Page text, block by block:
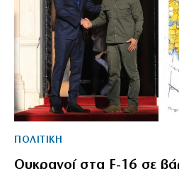
ΠΟΛΙΤΙΚΗ
Oυκρανoί στα F-16 σε